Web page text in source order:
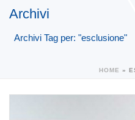
Archivi
Archivi Tag per: "esclusione"
HOME »